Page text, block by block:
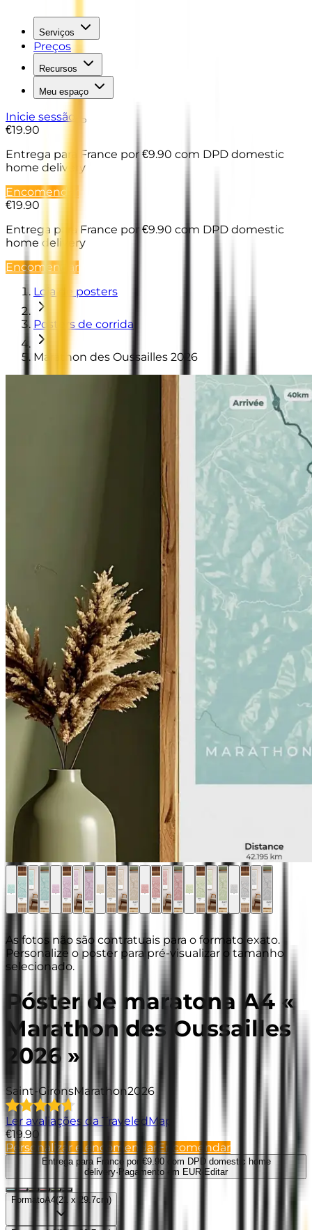
Serviços
Preços
Recursos
Meu espaço
Inicie sessão
€19.90
Entrega para France por €9.90 com DPD domestic
home delivery
Encomendar
€19.90
Entrega para France por €9.90 com DPD domestic
home delivery
Encomendar
Loja de posters
Posters de corrida
Marathon des Oussailles 2026
As fotos não são contratuais para o formato exato.
Personalize o poster para pré-visualizar o tamanho
selecionado.
Póster de maratona A4 «
Marathon des Oussailles
2026 »
Saint-GironsMarathon2026
Ler avaliações da TraveledMap
€19.90
Personalizar e encomendarEncomendar
Entrega para France por €9.90 com DPD domestic home
delivery· Pagamento em EUR Editar
FormatoA4 (21 x 29.7cm)